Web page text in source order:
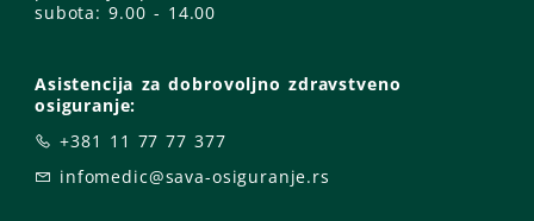
subota: 9.00 - 14.00
Asistencija za dobrovoljno zdravstveno
osiguranje:
+381 11 77 77 377
infomedic@sava-osiguranje.rs